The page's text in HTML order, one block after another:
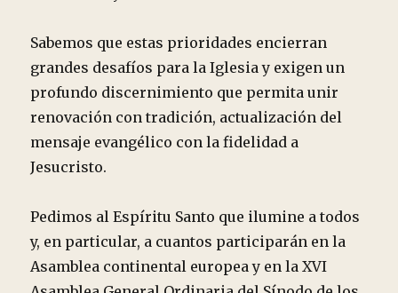
Sabemos que estas prioridades encierran
grandes desafíos para la Iglesia y exigen un
profundo discernimiento que permita unir
renovación con tradición, actualización del
mensaje evangélico con la fidelidad a
Jesucristo.
Pedimos al Espíritu Santo que ilumine a todos
y, en particular, a cuantos participarán en la
Asamblea continental europea y en la XVI